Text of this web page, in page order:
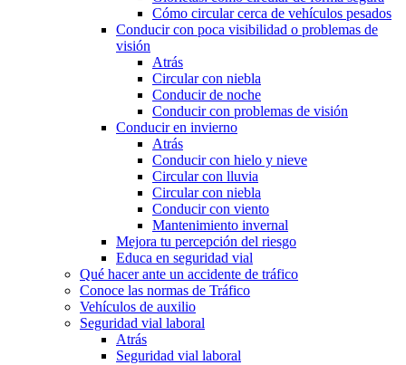
Cómo circular cerca de vehículos pesados
Conducir con poca visibilidad o problemas de
visión
Atrás
Circular con niebla
Conducir de noche
Conducir con problemas de visión
Conducir en invierno
Atrás
Conducir con hielo y nieve
Circular con lluvia
Circular con niebla
Conducir con viento
Mantenimiento invernal
Mejora tu percepción del riesgo
Educa en seguridad vial
Qué hacer ante un accidente de tráfico
Conoce las normas de Tráfico
Vehículos de auxilio
Seguridad vial laboral
Atrás
Seguridad vial laboral